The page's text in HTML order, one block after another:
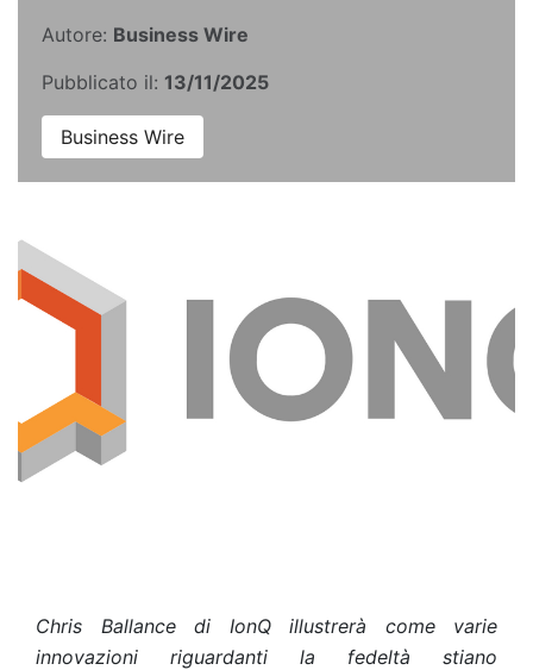
Autore: Business Wire
Pubblicato il: 13/11/2025
Business Wire
Chris Ballance di IonQ illustrerà come varie
innovazioni riguardanti la fedeltà stiano